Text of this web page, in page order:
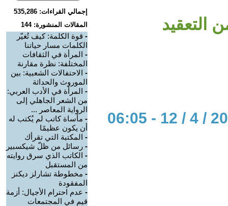
التعقيد
إجمالي القراءات: 535,286
المقالات المنشورة: 144
- قوة الكلمة: كيف تُغيّر
الكلمات مسار حياتنا
- المرأة في الثقافات
المختلفة: نظرة مقارنة
- الاحتفالات الشعبية: بين
الموروث والحداثة
- المرأة في الأدب العربي:
من الشعر الجاهلي إلى
الرواية المعاصر ...
- مأساة كاتب لم يُكتب له
أن يكون عظيمًا
- المكتبة التي تقرأك
- رسائل من ظلّ شيكسبير
- الكاتب الذي سرق روايته
من المستقبل
- مخطوطة تشارلز ديكنز
المفقودة
- عدم احترام الأجيال: أزمة
قيم في المجتمعات